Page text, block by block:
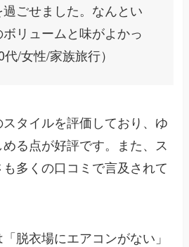
ごせました。なんとい
リュームと味がよかっ
/女性/家族旅行）
タイルを評価しており、ゆ
る点が好評です。また、ス
多くの口コミで言及されて
脱衣場にエアコンがない」